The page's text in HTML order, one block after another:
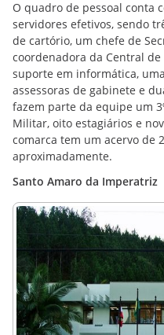
O quadro de pessoal conta
servidores efetivos, sendo
de cartório, um chefe de
coordenadora da Central
suporte em informática,
assessoras de gabinete e
fazem parte da equipe um
Militar, oito estagiários e
comarca tem um acervo de
aproximadamente.
Santo Amaro da Imperatriz